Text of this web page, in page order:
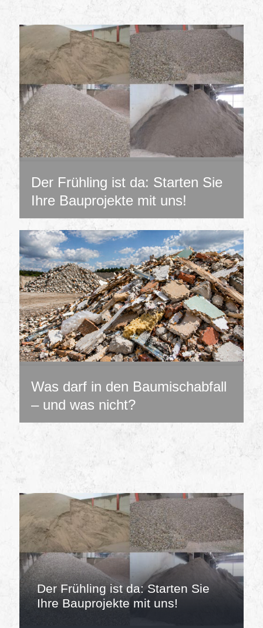
Der Frühling ist da: Starten Sie
Ihre Bauprojekte mit uns!
Was darf in den Baumischabfall
– und was nicht?
Der Frühling ist da: Starten Sie
Ihre Bauprojekte mit uns!